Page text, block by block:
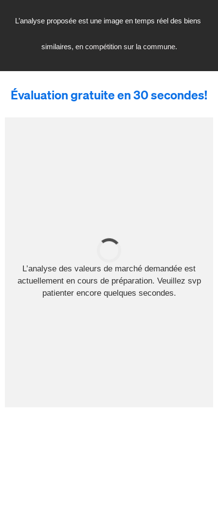
L’analyse proposée est une image en temps réel des biens
similaires, en compétition sur la commune.
Évaluation gratuite en 30 secondes!
L’analyse des valeurs de marché demandée est
actuellement en cours de préparation. Veuillez svp
patienter encore quelques secondes.